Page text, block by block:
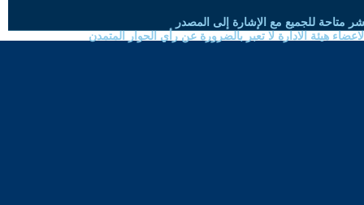
متاحة للجميع مع الإشارة إلى المصدر
هيئة الادارة لا تعبر بالضرورة عن رأي الحوار المتمدن